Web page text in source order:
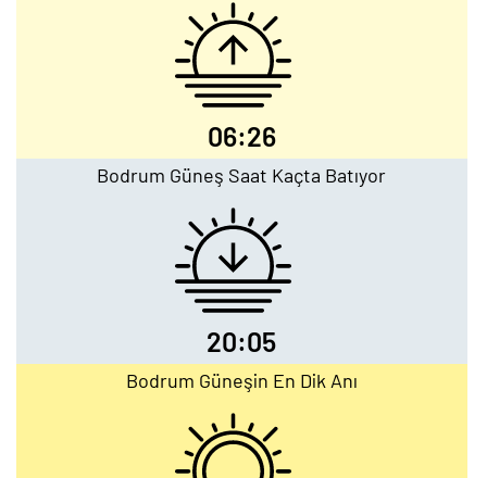
06:26
Bodrum Güneş Saat Kaçta Batıyor
20:05
Bodrum Güneşin En Dik Anı